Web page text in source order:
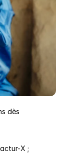
dès
X ;